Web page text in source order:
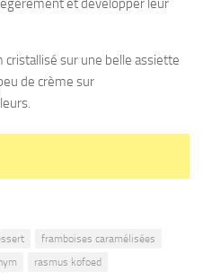
et développer leur
sur une belle assiette
de crème sur
framboises caramélisées
rasmus kofoed